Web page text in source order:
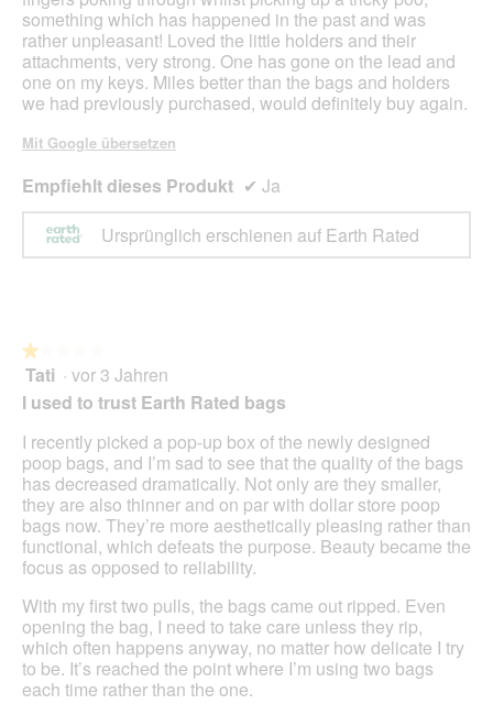
something which has happened in the past and was
rather unpleasant! Loved the little holders and their
attachments, very strong. One has gone on the lead and
one on my keys. Miles better than the bags and holders
we had previously purchased, would definitely buy again.
Mit Google übersetzen
Empfiehlt dieses Produkt ✔ Ja
Ursprünglich erschienen auf Earth Rated
★★★★★
★★★★★
1
Sternen.
Tati · vor 3 Jahren
I used to trust Earth Rated bags
I recently picked a pop-up box of the newly designed
poop bags, and I’m sad to see that the quality of the bags
has decreased dramatically. Not only are they smaller,
they are also thinner and on par with dollar store poop
bags now. They’re more aesthetically pleasing rather than
functional, which defeats the purpose. Beauty became the
focus as opposed to reliability.
With my first two pulls, the bags came out ripped. Even
opening the bag, I need to take care unless they rip,
which often happens anyway, no matter how delicate I try
to be. It’s reached the point where I’m using two bags
each time rather than the one.